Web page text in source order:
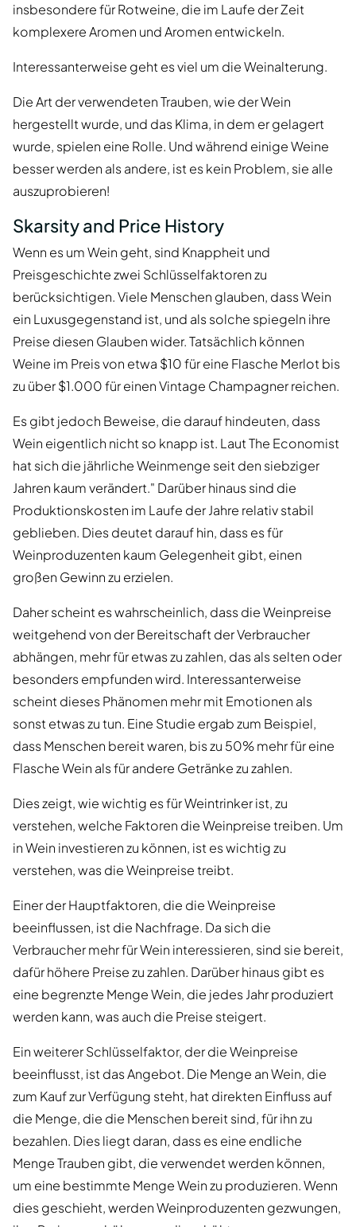
insbesondere für Rotweine, die im Laufe der Zeit
komplexere Aromen und Aromen entwickeln.
Interessanterweise geht es viel um die Weinalterung.
Die Art der verwendeten Trauben, wie der Wein
hergestellt wurde, und das Klima, in dem er gelagert
wurde, spielen eine Rolle. Und während einige Weine
besser werden als andere, ist es kein Problem, sie alle
auszuprobieren!
Skarsity and Price History
Wenn es um Wein geht, sind Knappheit und
Preisgeschichte zwei Schlüsselfaktoren zu
berücksichtigen. Viele Menschen glauben, dass Wein
ein Luxusgegenstand ist, und als solche spiegeln ihre
Preise diesen Glauben wider. Tatsächlich können
Weine im Preis von etwa $10 für eine Flasche Merlot bis
zu über $1.000 für einen Vintage Champagner reichen.
Es gibt jedoch Beweise, die darauf hindeuten, dass
Wein eigentlich nicht so knapp ist. Laut The Economist
hat sich die jährliche Weinmenge seit den siebziger
Jahren kaum verändert." Darüber hinaus sind die
Produktionskosten im Laufe der Jahre relativ stabil
geblieben. Dies deutet darauf hin, dass es für
Weinproduzenten kaum Gelegenheit gibt, einen
großen Gewinn zu erzielen.
Daher scheint es wahrscheinlich, dass die Weinpreise
weitgehend von der Bereitschaft der Verbraucher
abhängen, mehr für etwas zu zahlen, das als selten oder
besonders empfunden wird. Interessanterweise
scheint dieses Phänomen mehr mit Emotionen als
sonst etwas zu tun. Eine Studie ergab zum Beispiel,
dass Menschen bereit waren, bis zu 50% mehr für eine
Flasche Wein als für andere Getränke zu zahlen.
Dies zeigt, wie wichtig es für Weintrinker ist, zu
verstehen, welche Faktoren die Weinpreise treiben. Um
in Wein investieren zu können, ist es wichtig zu
verstehen, was die Weinpreise treibt.
Einer der Hauptfaktoren, die die Weinpreise
beeinflussen, ist die Nachfrage. Da sich die
Verbraucher mehr für Wein interessieren, sind sie bereit,
dafür höhere Preise zu zahlen. Darüber hinaus gibt es
eine begrenzte Menge Wein, die jedes Jahr produziert
werden kann, was auch die Preise steigert.
Ein weiterer Schlüsselfaktor, der die Weinpreise
beeinflusst, ist das Angebot. Die Menge an Wein, die
zum Kauf zur Verfügung steht, hat direkten Einfluss auf
die Menge, die die Menschen bereit sind, für ihn zu
bezahlen. Dies liegt daran, dass es eine endliche
Menge Trauben gibt, die verwendet werden können,
um eine bestimmte Menge Wein zu produzieren. Wenn
dies geschieht, werden Weinproduzenten gezwungen,